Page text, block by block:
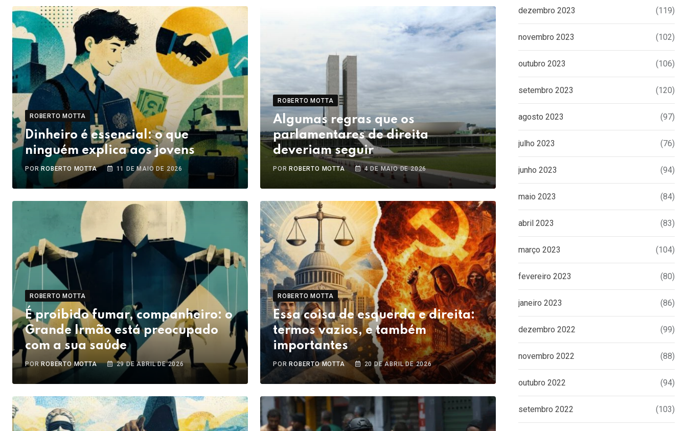
ROBERTO MOTTA
Dinheiro é essencial: o que
ninguém explica aos jovens
POR ROBERTO MOTTA 11 DE MAIO DE 2026
ROBERTO MOTTA
Algumas regras que os
parlamentares de direita
deveriam seguir
POR ROBERTO MOTTA 4 DE MAIO DE 2026
ROBERTO MOTTA
É proibido fumar, companheiro: o
Grande Irmão está preocupado
com a sua saúde
PORROBERTO MOTTA 29 DE ABRIL DE 2026
ROBERTO MOTTA
Essa coisa de esquerda e direita:
termos vazios, e também
importantes
PORROBERTO MOTTA 20 DE ABRIL DE 2026
dezembro 2023 (119)
novembro 2023 (102)
outubro 2023 (106)
setembro 2023 (120)
agosto 2023 (97)
julho 2023 (76)
junho 2023 (94)
maio 2023 (84)
abril 2023 (83)
março 2023 (104)
fevereiro 2023 (80)
janeiro 2023 (86)
dezembro 2022 (99)
novembro 2022 (88)
outubro 2022 (94)
setembro 2022 (103)